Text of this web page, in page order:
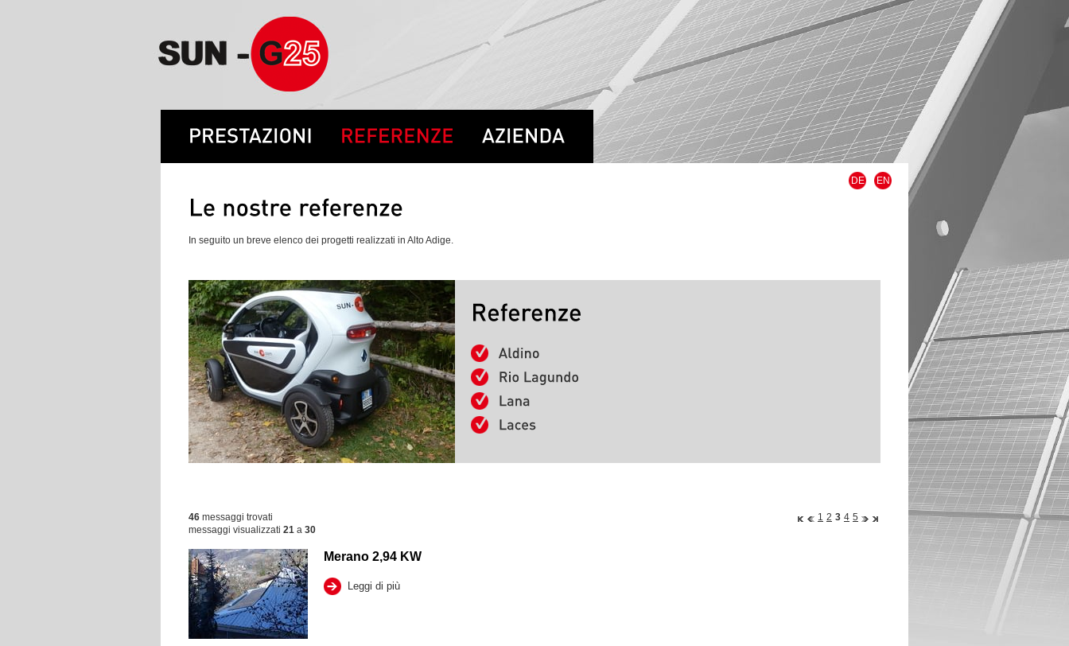
In seguito un breve elenco dei progetti realizzati in Alto Adige.
1 2 3 4 5
46 messaggi trovati
messaggi visualizzati 21 a 30
Merano 2,94 KW
Leggi di più
DE EN